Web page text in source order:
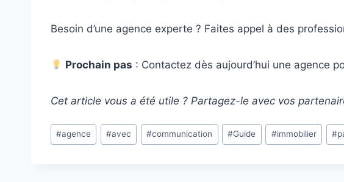
Besoin d’une agence experte ? Faites appel à des
Prochain pas : Contactez dès aujourd’hui une agence
Cet article vous a été utile ? Partagez-le avec vos
Étiquettes
de
#agence #avec #communication #Guide #immobilier #